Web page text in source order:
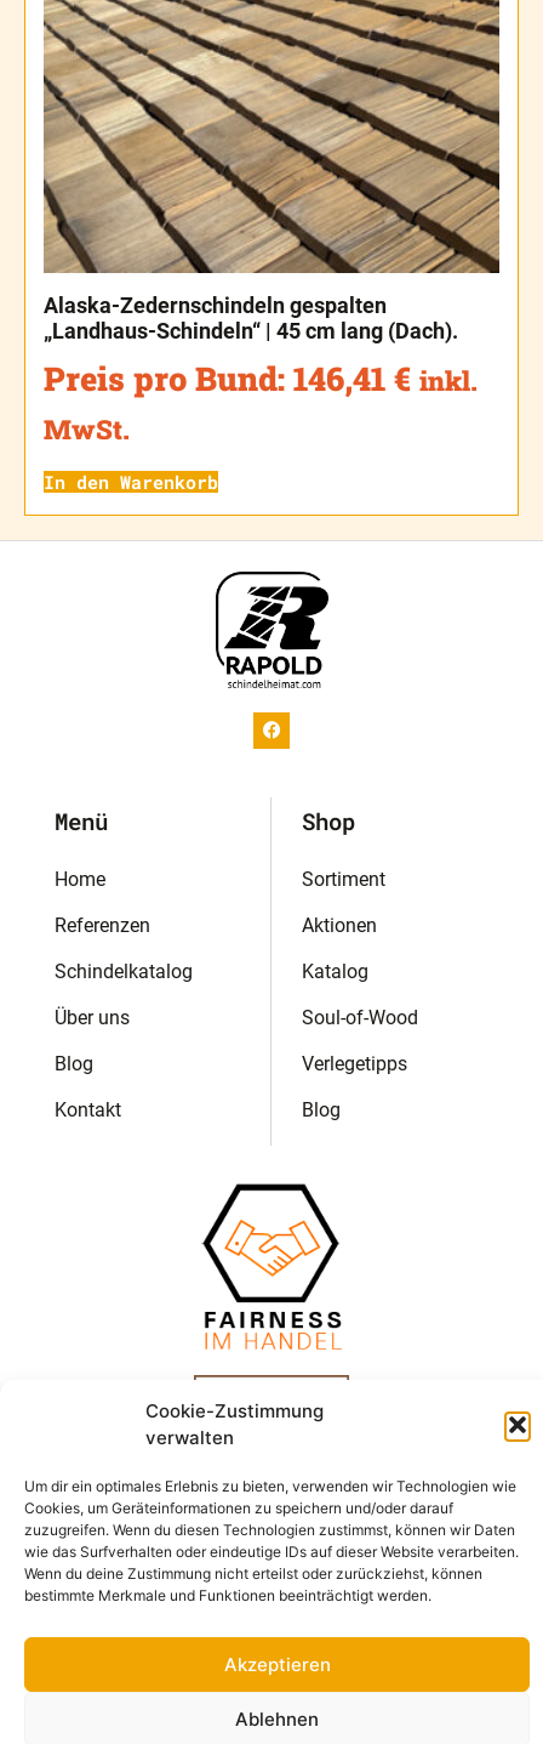
Cookie-Zustimmung
verwalten
Um dir ein optimales Erlebnis zu bieten, verwenden wir Technologien wie
Cookies, um Geräteinformationen zu speichern und/oder darauf
zuzugreifen. Wenn du diesen Technologien zustimmst, können wir Daten
wie das Surfverhalten oder eindeutige IDs auf dieser Website verarbeiten.
Wenn du deine Zustimmung nicht erteilst oder zurückziehst, können
bestimmte Merkmale und Funktionen beeinträchtigt werden.
Akzeptieren
Ablehnen
Alaska-Zedernschindeln gespalten
„Landhaus-Schindeln“ | 45 cm lang (Dach).
Preis pro Bund: 146,41 € inkl.
MwSt.
In den Warenkorb
Menü
Home
Referenzen
Schindelkatalog
Über uns
Blog
Kontakt
Shop
Sortiment
Aktionen
Katalog
Soul-of-Wood
Verlegetipps
Blog
Impressum Datenschutz AGB
Vertrag widerrufen